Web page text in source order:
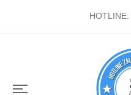
HOTLINE: